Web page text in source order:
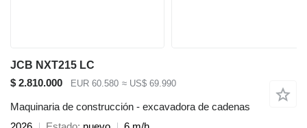
JCB NXT215 LC
$ 2.810.000
EUR 60.580 ≈ US$ 69.990
Maquinaria de construcción - excavadora de cadenas